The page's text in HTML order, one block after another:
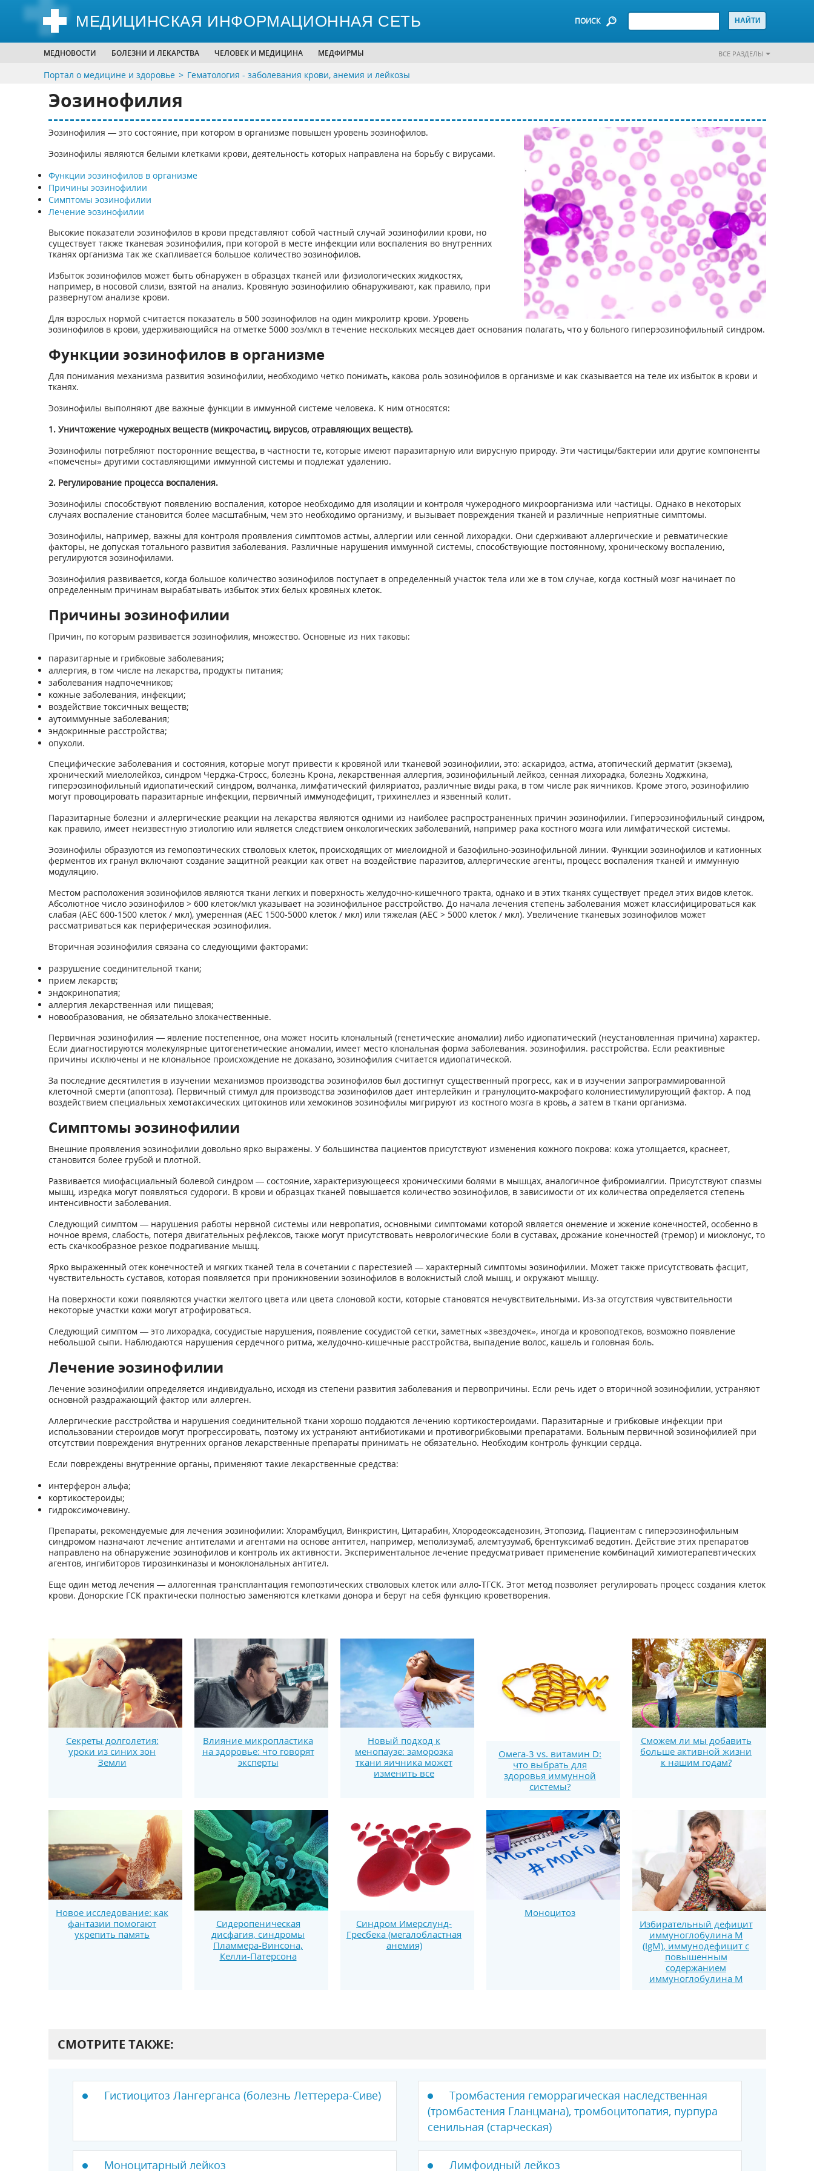
МЕДИЦИНСКАЯ ИНФОРМАЦИОННАЯ СЕТЬ ПОИСК
МЕДНОВОСТИ БОЛЕЗНИ И ЛЕКАРСТВА ЧЕЛОВЕК И МЕДИЦИНА МЕДФИРМЫ ВСЕ РАЗДЕЛЫ
Портал о медицине и здоровье Гематология - заболевания крови, анемия и лейкозы
Эозинофилия
Эозинофилия — это состояние, при котором в организме повышен уровень эозинофилов.
Эозинофилы являются белыми клетками крови, деятельность которых направлена на борьбу с вирусами.
Функции эозинофилов в организме
Причины эозинофилии
Симптомы эозинофилии
Лечение эозинофилии
Высокие показатели эозинофилов в крови представляют собой частный случай эозинофилии крови, но
существует также тканевая эозинофилия, при которой в месте инфекции или воспаления во внутренних
тканях организма так же скапливается большое количество эозинофилов.
Избыток эозинофилов может быть обнаружен в образцах тканей или физиологических жидкостях,
например, в носовой слизи, взятой на анализ. Кровяную эозинофилию обнаруживают, как правило, при
развернутом анализе крови.
Для взрослых нормой считается показатель в 500 эозинофилов на один микролитр крови. Уровень
эозинофилов в крови, удерживающийся на отметке 5000 эоз/мкл в течение нескольких месяцев дает основания полагать, что у больного гиперэозинофильный синдром.
Функции эозинофилов в организме
Для понимания механизма развития эозинофилии, необходимо четко понимать, какова роль эозинофилов в организме и как сказывается на теле их избыток в крови и
тканях.
Эозинофилы выполняют две важные функции в иммунной системе человека. К ним относятся:
1. Уничтожение чужеродных веществ (микрочастиц, вирусов, отравляющих веществ).
Эозинофилы потребляют посторонние вещества, в частности те, которые имеют паразитарную или вирусную природу. Эти частицы/бактерии или другие компоненты
«помечены» другими составляющими иммунной системы и подлежат удалению.
2. Регулирование процесса воспаления.
Эозинофилы способствуют появлению воспаления, которое необходимо для изоляции и контроля чужеродного микроорганизма или частицы. Однако в некоторых
случаях воспаление становится более масштабным, чем это необходимо организму, и вызывает повреждения тканей и различные неприятные симптомы.
Эозинофилы, например, важны для контроля проявления симптомов астмы, аллергии или сенной лихорадки. Они сдерживают аллергические и ревматические
факторы, не допуская тотального развития заболевания. Различные нарушения иммунной системы, способствующие постоянному, хроническому воспалению,
регулируются эозинофилами.
Эозинофилия развивается, когда большое количество эозинофилов поступает в определенный участок тела или же в том случае, когда костный мозг начинает по
определенным причинам вырабатывать избыток этих белых кровяных клеток.
Причины эозинофилии
Причин, по которым развивается эозинофилия, множество. Основные из них таковы:
паразитарные и грибковые заболевания;
аллергия, в том числе на лекарства, продукты питания;
заболевания надпочечников;
кожные заболевания, инфекции;
воздействие токсичных веществ;
аутоиммунные заболевания;
эндокринные расстройства;
опухоли.
Специфические заболевания и состояния, которые могут привести к кровяной или тканевой эозинофилии, это: аскаридоз, астма, атопический дерматит (экзема),
хронический миелолейкоз, синдром Черджа-Стросс, болезнь Крона, лекарственная аллергия, эозинофильный лейкоз, сенная лихорадка, болезнь Ходжкина,
гиперэозинофильный идиопатический синдром, волчанка, лимфатический филяриатоз, различные виды рака, в том числе рак яичников. Кроме этого, эозинофилию
могут провоцировать паразитарные инфекции, первичный иммунодефицит, трихинеллез и язвенный колит.
Паразитарные болезни и аллергические реакции на лекарства являются одними из наиболее распространенных причин эозинофилии. Гиперэозинофильный синдром,
как правило, имеет неизвестную этиологию или является следствием онкологических заболеваний, например рака костного мозга или лимфатической системы.
Эозинофилы образуются из гемопоэтических стволовых клеток, происходящих от миелоидной и базофильно-эозинофильной линии. Функции эозинофилов и катионных
ферментов их гранул включают создание защитной реакции как ответ на воздействие паразитов, аллергические агенты, процесс воспаления тканей и иммунную
модуляцию.
Местом расположения эозинофилов являются ткани легких и поверхность желудочно-кишечного тракта, однако и в этих тканях существует предел этих видов клеток.
Абсолютное число эозинофилов > 600 клеток/мкл указывает на эозинофильное расстройство. До начала лечения степень заболевания может классифицироваться как
слабая (AEC 600-1500 клеток / мкл), умеренная (AEC 1500-5000 клеток / мкл) или тяжелая (AEC > 5000 клеток / мкл). Увеличение тканевых эозинофилов может
рассматриваться как периферическая эозинофилия.
Вторичная эозинофилия связана со следующими факторами:
разрушение соединительной ткани;
прием лекарств;
эндокринопатия;
аллергия лекарственная или пищевая;
новообразования, не обязательно злокачественные.
Первичная эозинофилия — явление постепенное, она может носить клональный (генетические аномалии) либо идиопатический (неустановленная причина) характер.
Если диагностируются молекулярные цитогенетические аномалии, имеет место клональная форма заболевания. эозинофилия. расстройства. Если реактивные
причины исключены и не клональное происхождение не доказано, эозинофилия считается идиопатической.
За последние десятилетия в изучении механизмов производства эозинофилов был достигнут существенный прогресс, как и в изучении запрограммированной
клеточной смерти (апоптоза). Первичный стимул для производства эозинофилов дает интерлейкин и гранулоцито-макрофаго колониестимулирующий фактор. А под
воздействием специальных хемотаксических цитокинов или хемокинов эозинофилы мигрируют из костного мозга в кровь, а затем в ткани организма.
Симптомы эозинофилии
Внешние проявления эозинофилии довольно ярко выражены. У большинства пациентов присутствуют изменения кожного покрова: кожа утолщается, краснеет,
становится более грубой и плотной.
Развивается миофасциальный болевой синдром — состояние, характеризующееся хроническими болями в мышцах, аналогичное фибромиалгии. Присутствуют спазмы
мышц, изредка могут появляться судороги. В крови и образцах тканей повышается количество эозинофилов, в зависимости от их количества определяется степень
интенсивности заболевания.
Следующий симптом — нарушения работы нервной системы или невропатия, основными симптомами которой является онемение и жжение конечностей, особенно в
ночное время, слабость, потеря двигательных рефлексов, также могут присутствовать неврологические боли в суставах, дрожание конечностей (тремор) и миоклонус, то
есть скачкообразное резкое подрагивание мышц.
Ярко выраженный отек конечностей и мягких тканей тела в сочетании с парестезией — характерный симптомы эозинофилии. Может также присутствовать фасцит,
чувствительность суставов, которая появляется при проникновении эозинофилов в волокнистый слой мышц, и окружают мышцу.
На поверхности кожи появляются участки желтого цвета или цвета слоновой кости, которые становятся нечувствительными. Из-за отсутствия чувствительности
некоторые участки кожи могут атрофироваться.
Следующий симптом — это лихорадка, сосудистые нарушения, появление сосудистой сетки, заметных «звездочек», иногда и кровоподтеков, возможно появление
небольшой сыпи. Наблюдаются нарушения сердечного ритма, желудочно-кишечные расстройства, выпадение волос, кашель и головная боль.
Лечение эозинофилии
Лечение эозинофилии определяется индивидуально, исходя из степени развития заболевания и первопричины. Если речь идет о вторичной эозинофилии, устраняют
основной раздражающий фактор или аллерген.
Аллергические расстройства и нарушения соединительной ткани хорошо поддаются лечению кортикостероидами. Паразитарные и грибковые инфекции при
использовании стероидов могут прогрессировать, поэтому их устраняют антибиотиками и противогрибковыми препаратами. Больным первичной эозинофилией при
отсутствии повреждения внутренних органов лекарственные препараты принимать не обязательно. Необходим контроль функции сердца.
Если повреждены внутренние органы, применяют такие лекарственные средства:
интерферон альфа;
кортикостероиды;
гидроксимочевину.
Препараты, рекомендуемые для лечения эозинофилии: Хлорамбуцил, Винкристин, Цитарабин, Хлородеоксаденозин, Этопозид. Пациентам с гиперэозинофильным
синдромом назначают лечение антителами и агентами на основе антител, например, меполизумаб, алемтузумаб, брентуксимаб ведотин. Действие этих препаратов
направлено на обнаружение эозинофилов и контроль их активности. Экспериментальное лечение предусматривает применение комбинаций химиотерапевтических
агентов, ингибиторов тирозинкиназы и моноклональных антител.
Еще один метод лечения — аллогенная трансплантация гемопоэтических стволовых клеток или алло-ТГСК. Этот метод позволяет регулировать процесс создания клеток
крови. Донорские ГСК практически полностью заменяются клетками донора и берут на себя функцию кроветворения.
Секреты долголетия:
уроки из синих зон
Земли
Влияние микропластика
на здоровье: что говорят
эксперты
Новый подход к
менопаузе: заморозка
ткани яичника может
изменить все
Омега-3 vs. витамин D:
что выбрать для
здоровья иммунной
системы?
Сможем ли мы добавить
больше активной жизни
к нашим годам?
Новое исследование: как
фантазии помогают
укрепить память
Сидеропеническая
дисфагия, синдромы
Пламмера-Винсона,
Келли-Патерсона
Синдром Имерслунд-
Гресбека (мегалобластная
анемия)
Моноцитоз
Избирательный дефицит
иммуноглобулина M
(IgM), иммунодефицит с
повышенным
содержанием
иммуноглобулина M
СМОТРИТЕ ТАКЖЕ:
Гистиоцитоз Лангерганса (болезнь Леттерера-Сиве)
Тромбастения геморрагическая наследственная
(тромбастения Гланцмана), тромбоцитопатия, пурпура
сенильная (старческая)
Моноцитарный лейкоз Лимфоидный лейкоз